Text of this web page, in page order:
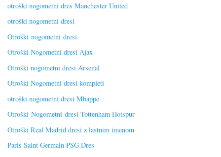
otroški nogometni dres Manchester United
otroški nogometni dresi
Otroški nogometni dresi
Otroški Nogometni dresi Ajax
Otroški nogometni dresi Arsenal
Otroški Nogometni dresi kompleti
otroški nogometni dresi Mbappe
Otroški Nogometni dresi Tottenham Hotspur
Otroški Real Madrid dresi z lastnim imenom
Paris Saint Germain PSG Dres